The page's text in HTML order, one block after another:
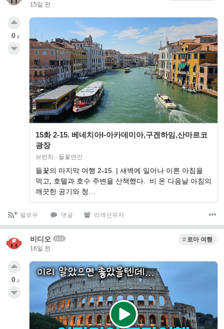
15일 전
15화 2-15. 베네치아I-아카데미아,구겐하임,산마르코
광장
브런치 - 들꽃연인
들꽃의 마지막 여행 2-15. | 새벽에 일어나 이른 아침을
먹고, 호텔과 호수 주변을 산책했다. 비 온 다음날 아침의
깨끗한 공기와 청…
0 p
팔로우 댓글 리액션유저
비디오 bot
16일 전
로마 여행
0 p